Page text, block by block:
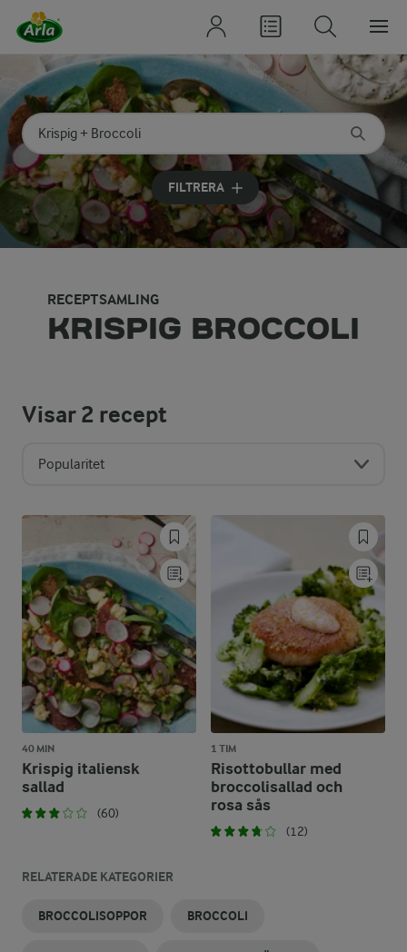
Sök på kategori eller ingrediens
Skriv in sökord för att få förslag
FILTRERA
RECEPTSAMLING
KRISPIG BROCCOLI
Visar2 recept
Popularitet
40 MIN
Krispig italiensk
sallad
(60)
1 TIM
Risottobullar med
broccolisallad och
rosa sås
(12)
RELATERADE KATEGORIER
BROCCOLISOPPOR BROCCOLI